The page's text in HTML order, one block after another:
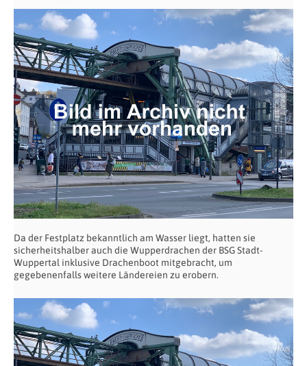
Da der Festplatz bekanntlich am Wasser liegt, hatten sie
sicherheitshalber auch die Wupperdrachen der BSG Stadt-
Wuppertal inklusive Drachenboot mitgebracht, um
gegebenenfalls weitere Ländereien zu erobern.